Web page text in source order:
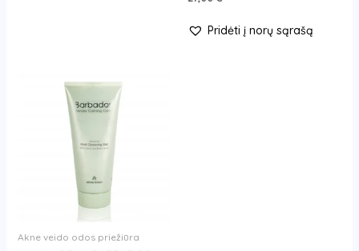
Pridėti į norų sąrašą
Akne veido odos priežiūra